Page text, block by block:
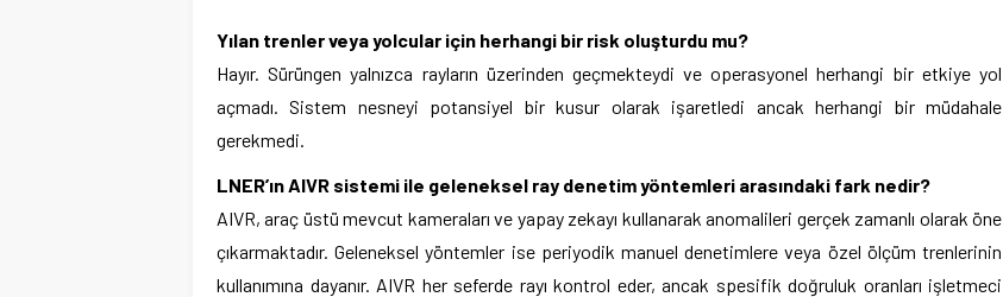
Yılan trenler veya yolcular için herhangi bir risk oluşturdu mu?
Hayır. Sürüngen yalnızca rayların üzerinden geçmekteydi ve operasyonel herhangi bir etkiye yol
açmadı. Sistem nesneyi potansiyel bir kusur olarak işaretledi ancak herhangi bir müdahale
gerekmedi.
LNER’ın AIVR sistemi ile geleneksel ray denetim yöntemleri arasındaki fark nedir?
AIVR, araç üstü mevcut kameraları ve yapay zekayı kullanarak anomalileri gerçek zamanlı olarak öne
çıkarmaktadır. Geleneksel yöntemler ise periyodik manuel denetimlere veya özel ölçüm trenlerinin
kullanımına dayanır. AIVR her seferde rayı kontrol eder, ancak spesifik doğruluk oranları işletmeci